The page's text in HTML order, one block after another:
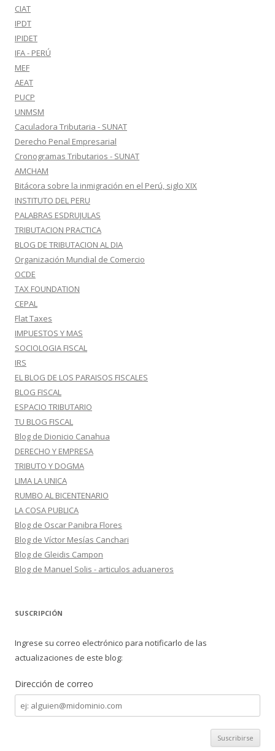
CIAT
IPDT
IPIDET
IFA - PERÚ
MEF
AEAT
PUCP
UNMSM
Caculadora Tributaria - SUNAT
Derecho Penal Empresarial
Cronogramas Tributarios - SUNAT
AMCHAM
Bitácora sobre la inmigración en el Perú, siglo XIX
INSTITUTO DEL PERU
PALABRAS ESDRUJULAS
TRIBUTACION PRACTICA
BLOG DE TRIBUTACION AL DIA
Organización Mundial de Comercio
OCDE
TAX FOUNDATION
CEPAL
Flat Taxes
IMPUESTOS Y MAS
SOCIOLOGIA FISCAL
IRS
EL BLOG DE LOS PARAISOS FISCALES
BLOG FISCAL
ESPACIO TRIBUTARIO
TU BLOG FISCAL
Blog de Dionicio Canahua
DERECHO Y EMPRESA
TRIBUTO Y DOGMA
LIMA LA UNICA
RUMBO AL BICENTENARIO
LA COSA PUBLICA
Blog de Oscar Panibra Flores
Blog de Víctor Mesías Canchari
Blog de Gleidis Campon
Blog de Manuel Solis - articulos aduaneros
SUSCRIPCIÓN
Ingrese su correo electrónico para notificarlo de las
actualizaciones de este blog:
Dirección de correo
Dirección
de
correo